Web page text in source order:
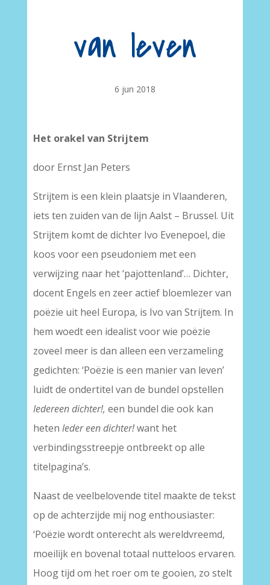
van leven
6 jun 2018
Het orakel van Strijtem
door Ernst Jan Peters
Strijtem is een klein plaatsje in Vlaanderen,
iets ten zuiden van de lijn Aalst – Brussel. Uit
Strijtem komt de dichter Ivo Evenepoel, die
koos voor een pseudoniem met een
verwijzing naar het ‘pajottenland’… Dichter,
docent Engels en zeer actief bloemlezer van
poëzie uit heel Europa, is Ivo van Strijtem. In
hem woedt een idealist voor wie poëzie
zoveel meer is dan alleen een verzameling
gedichten: ‘Poëzie is een manier van leven’
luidt de ondertitel van de bundel opstellen
Iedereen dichter!, een bundel die ook kan
heten Ieder een dichter!want het
verbindingsstreepje ontbreekt op alle
titelpagina’s.
Naast de veelbelovende titel maakte de tekst
op de achterzijde mij nog enthousiaster:
‘Poëzie wordt onterecht als wereldvreemd,
moeilijk en bovenal totaal nutteloos ervaren.
Hoog tijd om het roer om te gooien, zo stelt